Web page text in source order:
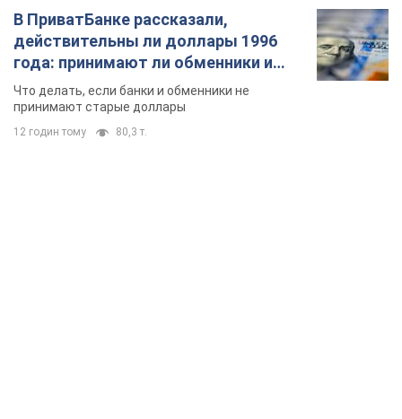
В ПриватБанке рассказали,
действительны ли доллары 1996
года: принимают ли обменники и
банки такие купюры
Что делать, если банки и обменники не
принимают старые доллары
12 годин тому 80,3 т.